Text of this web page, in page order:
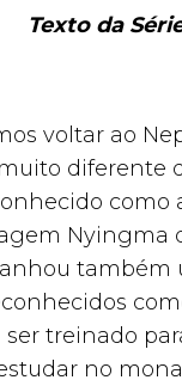
Texto da
voltar ao
diferente
como
Nyingma
também
ser treinado
no